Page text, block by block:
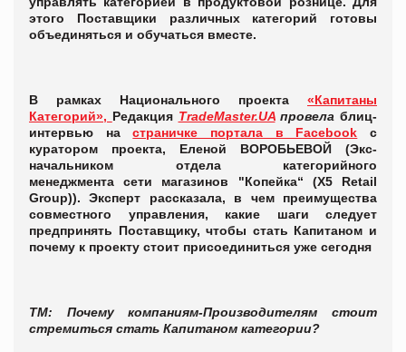
этого Поставщики различных категорий готовы
объединяться и обучаться вместе.
В рамках Национального проекта «Капитаны
Категорий», Редакция TradeMaster.UA провела блиц-
интервью настраничке портала в Facebook с
куратором проекта, Еленой ВОРОБЬЕВОЙ
(Экс-
начальником отдела категорийного
менеджмента сети магазинов "Копейка“ (X5 Retail
Group)). Эксперт рассказала, в чем преимущества
совместного управления, какие шаги следует
предпринять Поставщику, чтобы стать Капитаном и
почему к проекту стоит присоединиться уже сегодня
ТМ: Почему компаниям-Производителям стоит
стремиться стать Капитаном категории?